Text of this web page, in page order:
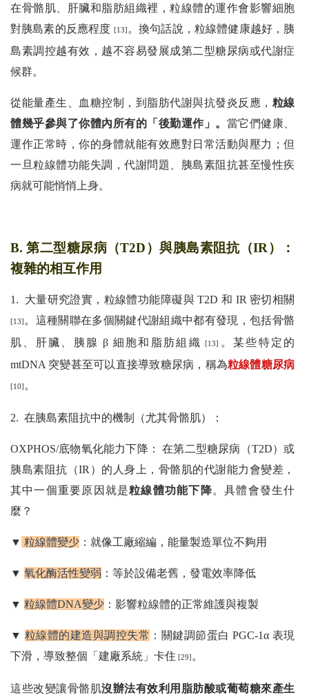
在骨骼肌、肝臟和脂肪組織裡，粒線體的運作會影響細胞
對胰島素的反應程度 [13] 。換句話說，粒線體健康越好，胰
島素調控越有效，越不容易發展成第二型糖尿病或代謝症
候群。
從能量產生、血糖控制，到脂肪代謝與抗發炎反應， 粒線
體幾乎參與了你體內所有的「後勤運作」。 當它們健康、
運作正常時，你的身體就能有效應對日常活動與壓力；但
一旦粒線體功能失調，代謝問題、胰島素阻抗甚至慢性疾
病就可能悄悄上身。
B. 第二型糖尿病（T2D）與胰島素阻抗（IR）：
複雜的相互作用
1. 大量研究證實，粒線體功能障礙與 T2D 和 IR 密切相關
[13] 。這種關聯在多個關鍵代謝組織中都有發現，包括骨骼
肌、肝臟、胰腺 β 細胞和脂肪組織
[13]
。某些特定的
mtDNA 突變甚至可以直接導致糖尿病，稱為粒線體糖尿病
[10] 。
2. 在胰島素阻抗中的機制（尤其骨骼肌）：
OXPHOS/底物氧化能力下降： 在第二型糖尿病（T2D）或
胰島素阻抗（IR）的人身上，骨骼肌的代謝能力會變差，
其中一個重要原因就是粒線體功能下降。具體會發生什
麼？
▼ 粒線體變少 ：就像工廠縮編，能量製造單位不夠用
▼ 氧化酶活性變弱 ：等於設備老舊，發電效率降低
▼ 粒線體DNA變少 ：影響粒線體的正常維護與複製
▼ 粒線體的建造與調控失常 ：關鍵調節蛋白 PGC-1α 表現
下滑，導致整個「建廠系統」卡住 [29] 。
這些改變讓骨骼肌沒辦法有效利用脂肪酸或葡萄糖來產生